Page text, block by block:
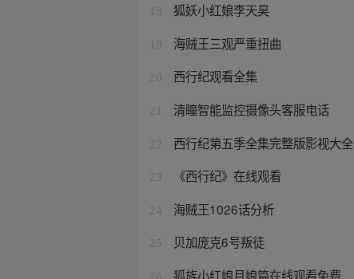
18 狐妖小红娘李天昊
19 海贼王三观严重扭曲
20 西行纪观看全集
21 清瞳智能监控摄像头客服电话
22 西行纪第五季全集完整版影视大全
23 《西行纪》在线观看
24 海贼王1026话分析
25 贝加庞克6号叛徒
26 狐族小红娘月娘篇在线观看免费